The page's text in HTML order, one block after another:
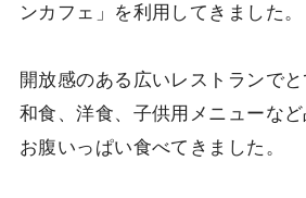
ンカフェ」を利用してきました。
開放感のある広いレストランでと
和食、洋食、子供用メニューな
お腹いっぱい食べてきました。